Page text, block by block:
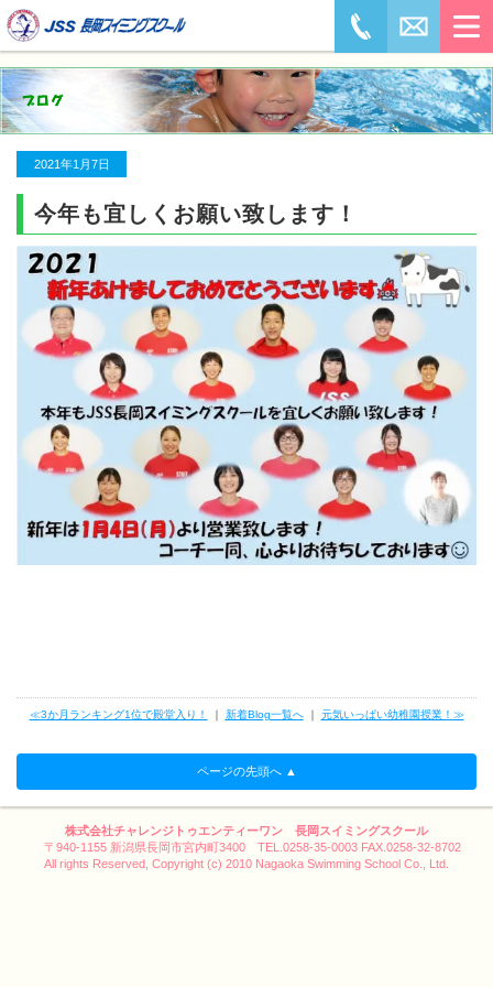
2021年1月7日
今年も宜しくお願い致します！
≪3か月ランキング1位で殿堂入り！ ｜ 新着Blog一覧へ｜ 元気いっぱい幼稚園授業！≫
ページの先頭へ ▲
株式会社チャレンジトゥエンティーワン 長岡スイミングスクール
〒940-1155 新潟県長岡市宮内町3400 TEL.0258-35-0003 FAX.0258-32-8702
All rights Reserved, Copyright (c) 2010 Nagaoka Swimming School Co., Ltd.